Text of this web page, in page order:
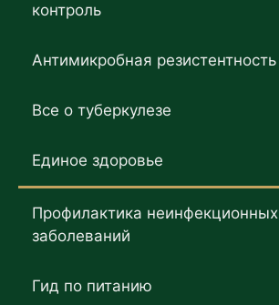
контроль
Антимикробная резистентность
Все о туберкулезе
Единое здоровье
Профилактика неинфекционных
заболеваний
Гид по питанию